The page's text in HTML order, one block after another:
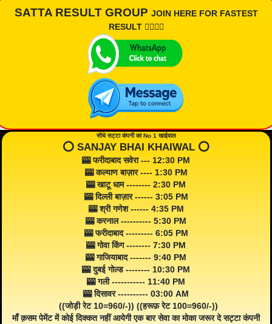
SATTA RESULT GROUP JOIN HERE FOR FASTEST
RESULT 👇🏾👇🏾
सीधे सट्टा कंपनी का No 1 खाईवाल
⭕️ SANJAY BHAI KHAIWAL ⭕️
🎰 फरीदाबाद सवेरा --- 12:30 PM
🎰 कल्याण बाज़ार ---- 1:30 PM
🎰 खाटू धाम -------- 2:30 PM
🎰 दिल्ली बाज़ार ------ 3:05 PM
🎰 श्री गणेश ------ 4:35 PM
🎰 करनाल ---------- 5:30 PM
🎰 फरीदाबाद --------- 6:05 PM
🎰 गोवा किंग -------- 7:30 PM
🎰 गाजियाबाद ------- 9:40 PM
🎰 दुबई गोल्ड -------- 10:30 PM
🎰 गली ----------- 11:40 PM
🎰 दिसावर ---------- 03:00 AM
((जोड़ी रेट 10=960/-)) ((हरूफ़ रेट 100=960/-))
माँ क़सम पेमेंट में कोई दिक्कत नहीं आयेगी एक बार सेवा का मोका जरूर दे सट्टा कंपनी